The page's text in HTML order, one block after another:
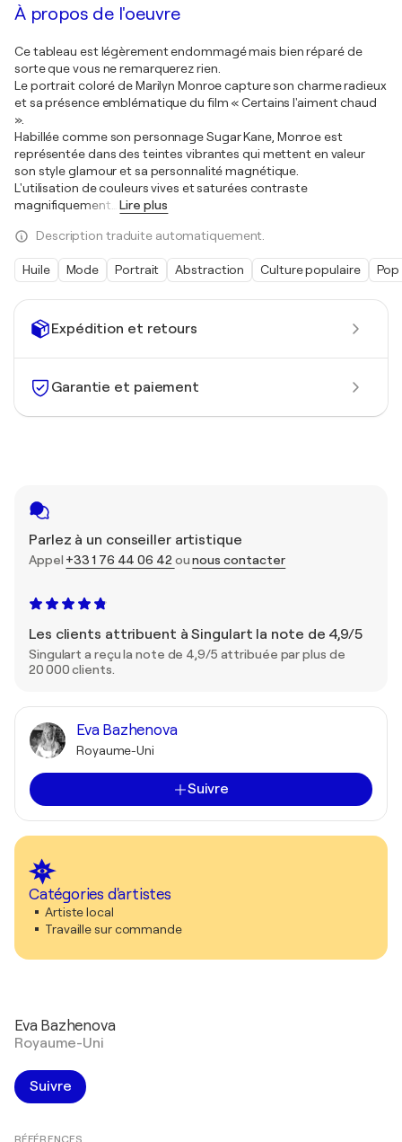
Expédition et retours
Garantie et paiement
Parlez à un conseiller artistique
Appel +33 1 76 44 06 42ounous contacter
Les clients attribuent à Singulart la note de 4,9/5
Singulart a reçu la note de 4,9/5 attribuée par plus de
20 000 clients.
Eva Bazhenova
Royaume-Uni
Suivre
Catégories d'artistes
Artiste local
Travaille sur commande
À propos de l'oeuvre
Ce tableau est légèrement endommagé mais bien réparé de
sorte que vous ne remarquerez rien.
Le portrait coloré de Marilyn Monroe capture son charme radieux
et sa présence emblématique du film « Certains l'aiment chaud
».
Habillée comme son personnage Sugar Kane, Monroe est
représentée dans des teintes vibrantes qui mettent en valeur
son style glamour et sa personnalité magnétique.
L'utilisation de couleurs vives et saturées contraste
magnifiquement… Lire plus
Description traduite automatiquement.
Huile Mode Portrait Abstraction Culture populaire
Eva Bazhenova
Royaume-Uni
Suivre